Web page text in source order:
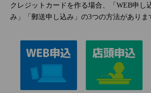
クレジットカードを作る場合、「WEB申し
み」「郵送申し込み」の3つの方法がありま